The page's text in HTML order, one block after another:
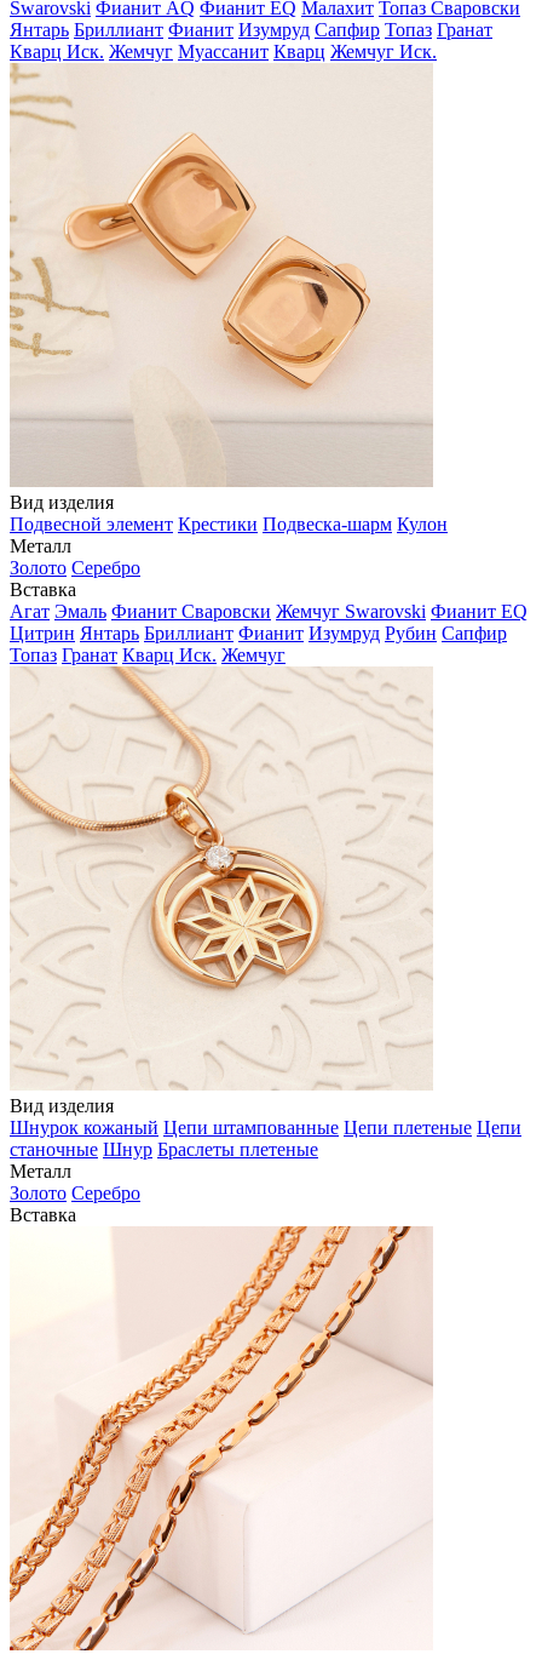
Swarovski Фианит AQ Фианит EQ Малахит Топаз Сваровски
Янтарь Бриллиант Фианит Изумруд Сапфир Топаз Гранат
Кварц Иск. Жемчуг Муассанит Кварц Жемчуг Иск.
Вид изделия
Подвесной элемент Крестики Подвеска-шарм Кулон
Металл
Золото Серебро
Вставка
Агат Эмаль Фианит Сваровски Жемчуг Swarovski Фианит EQ
Цитрин Янтарь Бриллиант Фианит Изумруд Рубин Сапфир
Топаз Гранат Кварц Иск. Жемчуг
Вид изделия
Шнурок кожаный Цепи штампованные Цепи плетеные Цепи
станочные Шнур Браслеты плетеные
Металл
Золото Серебро
Вставка